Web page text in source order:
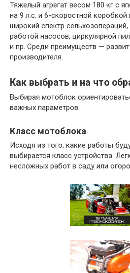
Тяжелый агрегат весом 180 кг с
на 9 л.с. и 6-скоростной
широкий спектр
работой насосов, циркулярной
и пр. Среди преимуществ —
производителя.
Как выбрать и на что
Выбирая мотоблок
важных параметров.
Класс мотоблока
Исходя из того, какие работы
выбирается класс устройства.
несложных работ в саду или